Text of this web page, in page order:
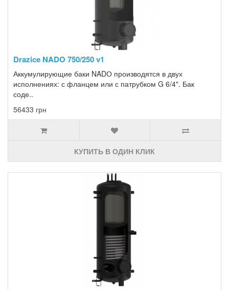
Drazice NADO 750/250 v1
Аккумулирующие баки NADО производятся в двух
исполнениях: с фланцем или с патрубком G 6/4". Бак
соде..
56433 грн
КУПИТЬ В ОДИН КЛИК